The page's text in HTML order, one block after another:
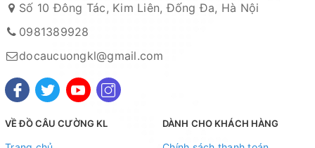
Đồ câu chính hãng, đúng thông tin mô tả và sản phẩm
Ảnh sản phẩm là cửa hàng 100% tự tay chụp nên mọi
Nếu sản phẩm bị lỗi hoặc xảy ra sự cố trong quá trình
vận chuyển, sử dụng. Chúng tôi sẽ hỗ trợ ngay cho quý
Số 10 Đông Tác, Kim Liên, Đống Đa, Hà Nội
0981389928
docaucuongkl@gmail.com
VỀ ĐỒ CÂU CƯỜNG KL DÀNH CHO KHÁCH HÀNG